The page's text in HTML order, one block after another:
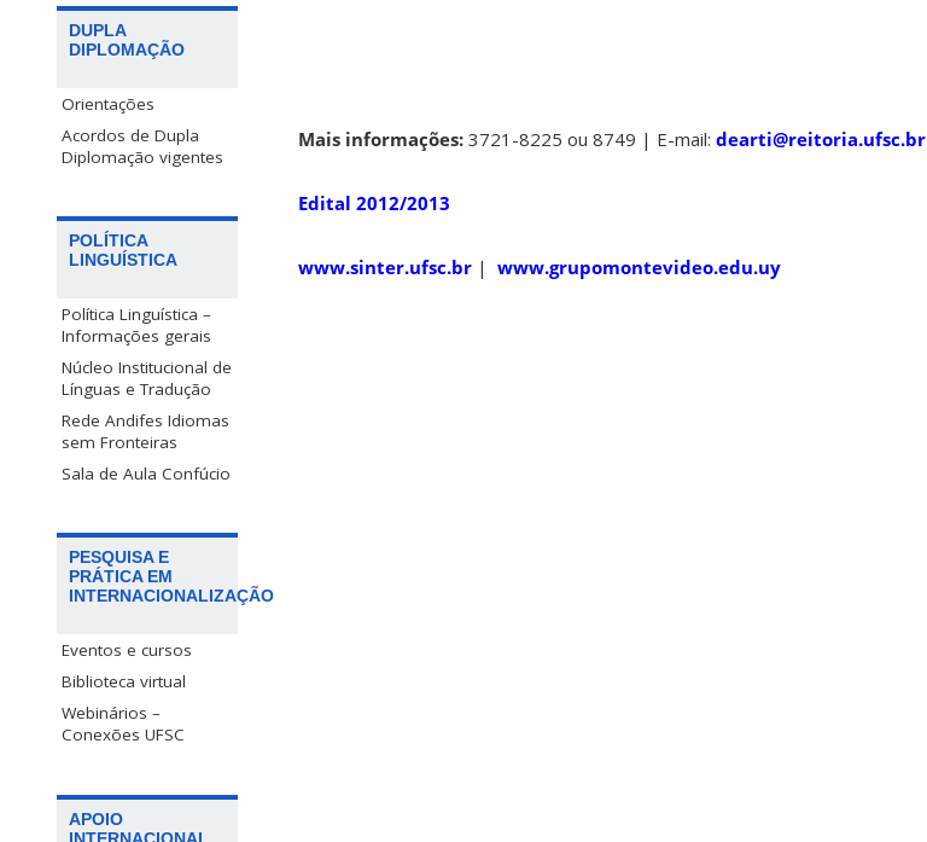
DUPLA
DIPLOMAÇÃO
Orientações
Acordos de Dupla
Diplomação vigentes
POLÍTICA
LINGUÍSTICA
Política Linguística –
Informações gerais
Núcleo Institucional de
Línguas e Tradução
Rede Andifes Idiomas
sem Fronteiras
Sala de Aula Confúcio
PESQUISA E
PRÁTICA EM
INTERNACIONALIZAÇÃO
Eventos e cursos
Biblioteca virtual
Webinários –
Conexões UFSC
APOIO
INTERNACIONAL
Mais informações: 3721-8225 ou 8749 | E-mail: dearti@reitoria.ufsc.br
Edital 2012/2013
www.sinter.ufsc.br | www.grupomontevideo.edu.uy